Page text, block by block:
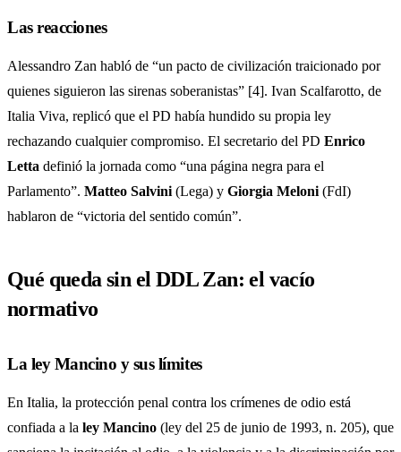
Las reacciones
Alessandro Zan habló de “un pacto de civilización traicionado por
quienes siguieron las sirenas soberanistas” [4]. Ivan Scalfarotto, de
Italia Viva, replicó que el PD había hundido su propia ley
rechazando cualquier compromiso. El secretario del PD Enrico
Letta definió la jornada como “una página negra para el
Parlamento”. Matteo Salvini (Lega) y Giorgia Meloni (FdI)
hablaron de “victoria del sentido común”.
Qué queda sin el DDL Zan: el vacío
normativo
La ley Mancino y sus límites
En Italia, la protección penal contra los crímenes de odio está
confiada a la ley Mancino (ley del 25 de junio de 1993, n. 205), que